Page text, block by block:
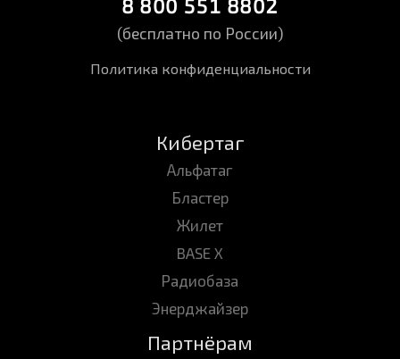
Кибертаг
Альфатаг
Бластер
Жилет
BASE X
Радиобаза
Энерджайзер
Партнёрам
8 800 551 8802
(бесплатно по России)
Политика конфиденциальности